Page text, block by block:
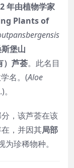
年由植物学家
Plants of
堡山
）芦荟。此名目
名。(Aloe
，该芦荟在该
，并因其局部
珍稀物种。